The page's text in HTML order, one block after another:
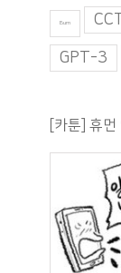
Burn
GPT-3
[카툰] 휴